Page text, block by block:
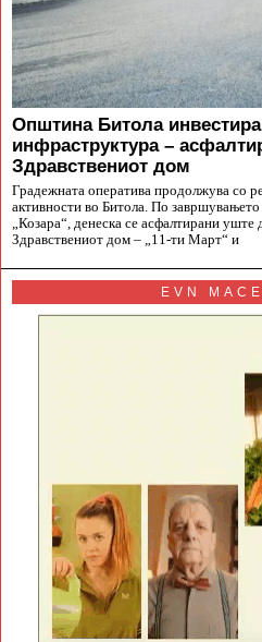
Општина Битола инвестира
инфраструктура –
Здравствениот дом
Градежната оператива продолжува со
активности во Битола. По
„Козара“, денеска се асфалтирани уште
Здравствениот дом – „11-ти Март“ и
EVN